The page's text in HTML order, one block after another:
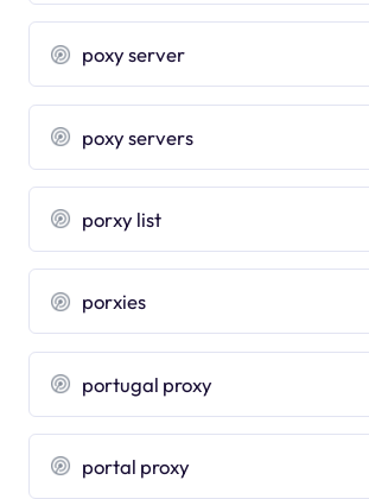
poxy server
poxy servers
porxy list
porxies
portugal proxy
portal proxy